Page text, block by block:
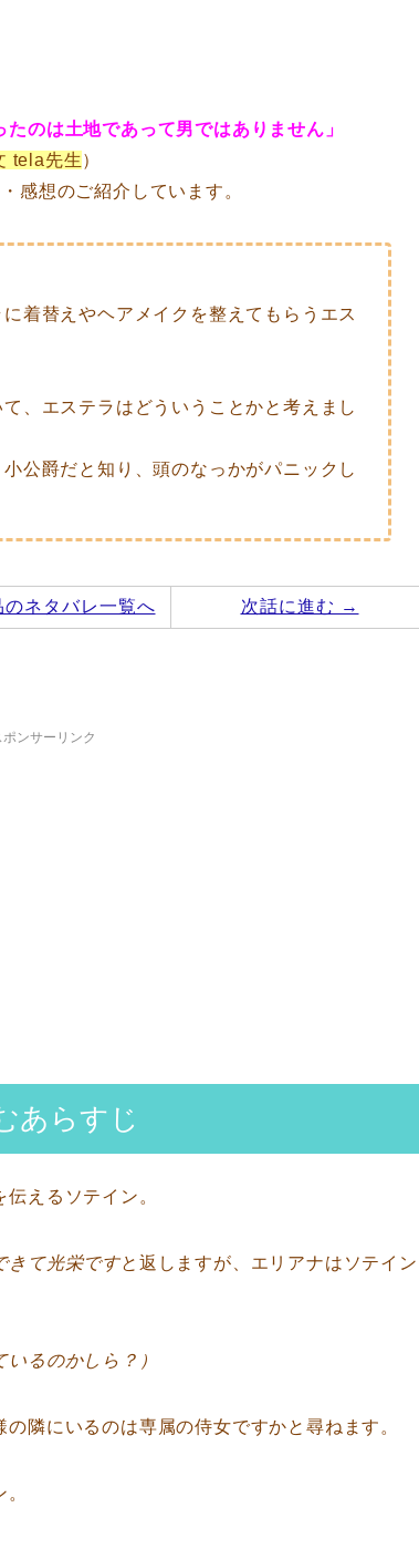
たのは土地であって男ではありません」
tela先生）
感想のご紹介しています。
着替えやヘアメイクを整えてもらうエス
、エステラはどういうことかと考えまし
公爵だと知り、頭のなっかがパニックし
のネタバレ一覧へ 次話に進む →
ポンサーリンク
あらすじ
えるソテイン。
きて光栄ですと返しますが、エリアナはソテイン
るのかしら？）
隣にいるのは専属の侍女ですかと尋ねます。